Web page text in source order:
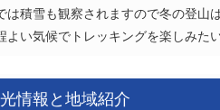
は積雪も観察されますので冬の登山
よい気候でトレッキングを楽しみた
情報と地域紹介